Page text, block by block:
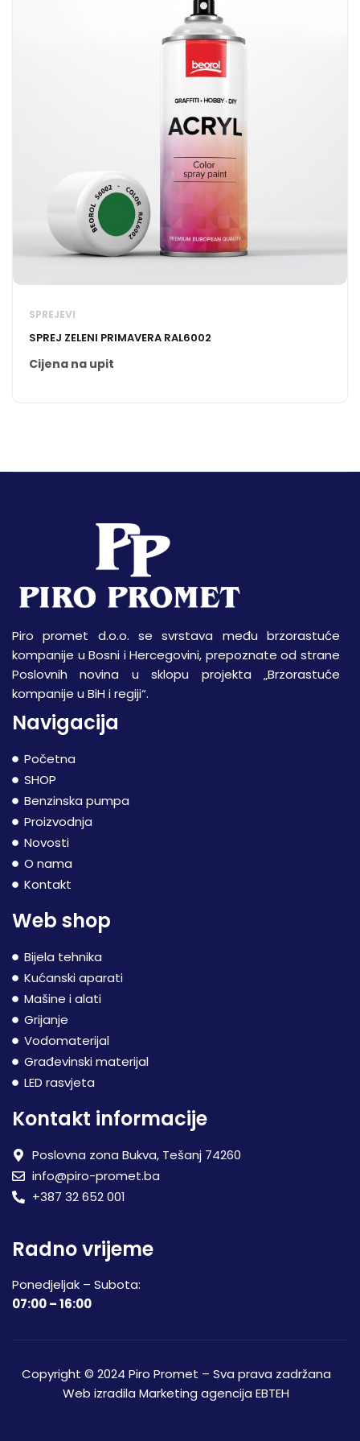
SPREJEVI
SPREJ ZELENI PRIMAVERA RAL6002
Cijena na upit
Piro promet d.o.o. se svrstava među brzorastuće
kompanije u Bosni i Hercegovini, prepoznate od strane
Poslovnih novina u sklopu projekta „Brzorastuće
kompanije u BiH i regiji“.
Navigacija
Početna
SHOP
Benzinska pumpa
Proizvodnja
Novosti
O nama
Kontakt
Web shop
Bijela tehnika
Kućanski aparati
Mašine i alati
Grijanje
Vodomaterijal
Građevinski materijal
LED rasvjeta
Kontakt informacije
Poslovna zona Bukva, Tešanj 74260
info@piro-promet.ba
+387 32 652 001
Radno vrijeme
Ponedjeljak – Subota:
07:00 – 16:00
Copyright © 2024 Piro Promet – Sva prava zadržana
Web izradila Marketing agencija EBTEH